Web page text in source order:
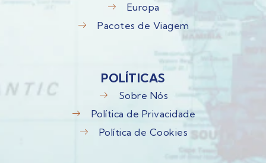
Europa
Pacotes de Viagem
POLÍTICAS
Sobre Nós
Política de Privacidade
Política de Cookies